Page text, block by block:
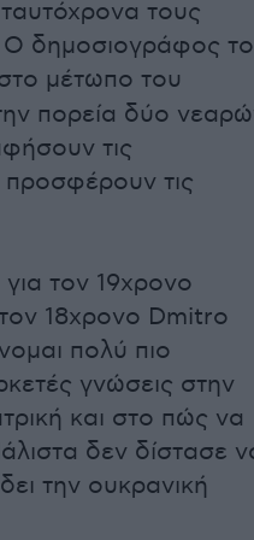
τους
δημοσιογράφος
μέτωπο του
πορεία δύο
τις
προσφέρουν τις
τον 19χρονο
18χρονο Dmitro
πολύ πιο
γνώσεις στην
και στο πώς να
δεν δίστασε
την ουκρανική